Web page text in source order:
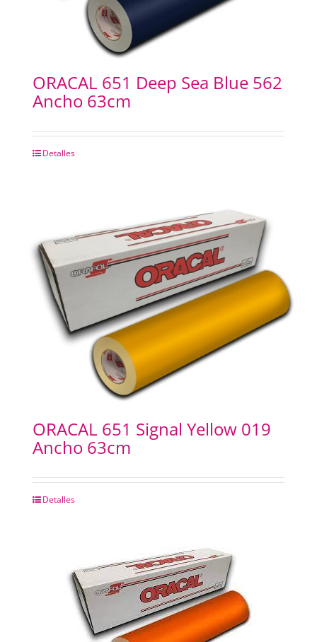
ORACAL 651 Deep Sea Blue 562
Ancho 63cm
Detalles
ORACAL 651 Signal Yellow 019
Ancho 63cm
Detalles